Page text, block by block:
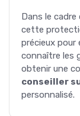
Dans le cadre
cette
précieux pour
connaître les
obtenir une
conseiller
personnalisé.